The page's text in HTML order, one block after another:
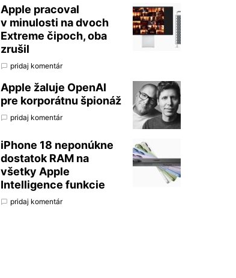
Apple pracoval
v minulosti na dvoch
Extreme čipoch, oba
zrušil
pridaj komentár
Apple žaluje OpenAI
pre korporátnu špionáž
pridaj komentár
iPhone 18 neponúkne
dostatok RAM na
všetky Apple
Intelligence funkcie
pridaj komentár